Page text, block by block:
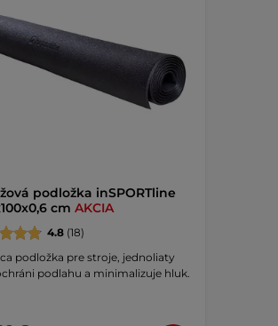
podložka inSPORTline
cm AKCIA
4.8(18)
podložka pre stroje, jednoliaty
podlahu a minimalizuje hluk.